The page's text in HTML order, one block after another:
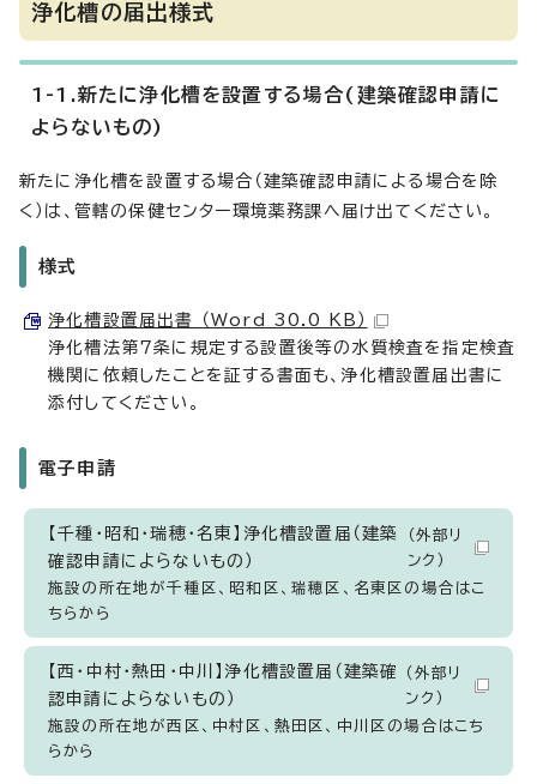
浄化槽の届出様式
1-1.新たに浄化槽を設置する場合(建築確認申請に
よらないもの)
新たに浄化槽を設置する場合（建築確認申請による場合を除
く）は、管轄の保健センター環境薬務課へ届け出てください。
様式
浄化槽設置届出書 （Word 30.0 KB）
浄化槽法第7条に規定する設置後等の水質検査を指定検査
機関に依頼したことを証する書面も、浄化槽設置届出書に
添付してください。
電子申請
【千種・昭和・瑞穂・名東】浄化槽設置届（建築
確認申請によらないもの）
（外部リ
ンク）
施設の所在地が千種区、昭和区、瑞穂区、名東区の場合はこ
ちらから
【西・中村・熱田・中川】浄化槽設置届（建築確
認申請によらないもの）
（外部リ
ンク）
施設の所在地が西区、中村区、熱田区、中川区の場合はこち
らから